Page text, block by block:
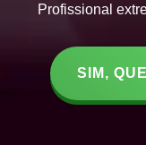
Profissional
SIM,